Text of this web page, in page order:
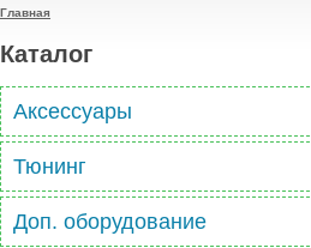
Главная
Каталог
Аксессуары
Тюнинг
Доп. оборудование